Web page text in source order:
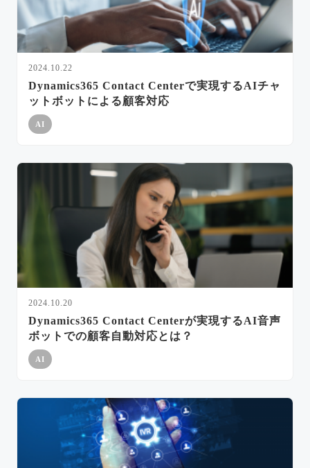
2024.10.22
Dynamics365 Contact Centerで実現するAIチャ
ットボットによる顧客対応
AI
2024.10.20
Dynamics365 Contact Centerが実現するAI音声
ボットでの顧客自動対応とは？
AI